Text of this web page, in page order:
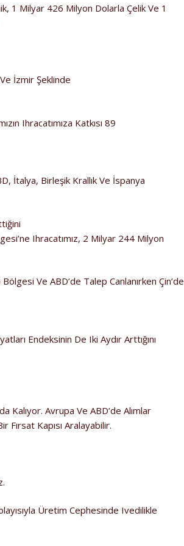
1 Milyar 426 Milyon Dolarla Çelik Ve 1
İzmir Şeklinde
Ihracatımıza Katkısı 89
İtalya, Birleşik Krallık Ve İspanya
Ihracatımız, 2 Milyar 244 Milyon
Ve ABD’de Talep Canlanırken Çin’de
Endeksinin De Iki Aydır Arttığını
Kalıyor. Avrupa Ve ABD’de Alımlar
Fırsat Kapısı Aralayabilir.
Üretim Cephesinde Ivedilikle